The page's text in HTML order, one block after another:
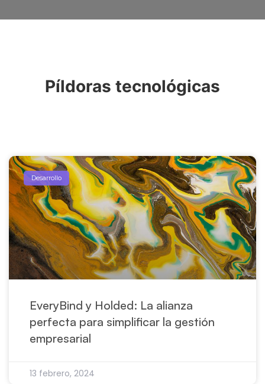
Píldoras tecnológicas
Desarrollo
EveryBind y Holded: La alianza
perfecta para simplificar la gestión
empresarial
13 febrero, 2024